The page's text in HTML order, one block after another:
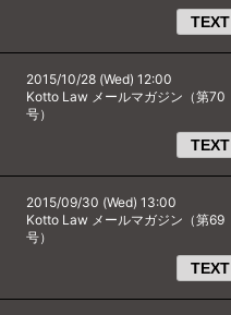
TEXT
2015/10/28 (Wed) 12:00
Kotto Law メールマガジン（第70
号）
TEXT
2015/09/30 (Wed) 13:00
Kotto Law メールマガジン（第69
号）
TEXT